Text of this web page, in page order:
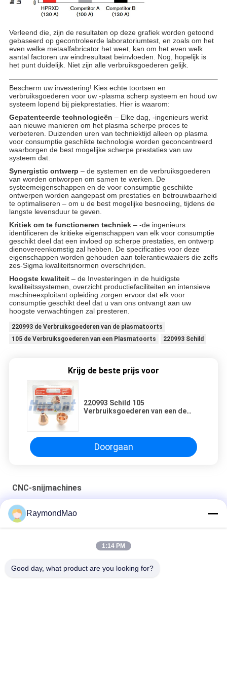
Verleend die, zijn de resultaten op deze grafiek worden getoond
gebaseerd op gecontroleerde laboratoriumtest, en zoals om het
even welke metaalfabricator het weet, kan om het even welk
aantal factoren uw eindresultaat beïnvloeden. Nog, hopelijk is
het punt duidelijk. Niet zijn alle verbruiksgoederen gelijk.
Bescherm uw investering! Kies echte toortsen en
verbruiksgoederen voor uw -plasma scherp systeem en houd uw
systeem lopend bij piekprestaties. Hier is waarom:
Gepatenteerde technologieën – Elke dag, -ingenieurs werkt
aan nieuwe manieren om het plasma scherpe proces te
verbeteren. Duizenden uren van techniektijd alleen op plasma
voor consumptie geschikte technologie worden geconcentreerd
waarborgen de best mogelijke scherpe prestaties van uw
systeem dat.
Synergistic ontwerp – de systemen en de verbruiksgoederen
van worden ontworpen om samen te werken. De
systeemeigenschappen en de voor consumptie geschikte
ontwerpen worden aangepast om prestaties en betrouwbaarheid
te optimaliseren – om u de best mogelijke besnoeiing, tijdens de
langste levensduur te geven.
Kritiek om te functioneren techniek– -de ingenieurs
identificeren de kritieke eigenschappen van elk voor consumptie
geschikt deel dat een invloed op scherpe prestaties, en ontwerp
dienovereenkomstig zal hebben. De specificaties voor deze
eigenschappen worden gehouden aan tolerantiewaaiers die zelfs
zes-Sigma kwaliteitsnormen overschrijden.
Hoogste kwaliteit– de Investeringen in de huidigste
kwaliteitssystemen, overzicht productiefaciliteiten en intensieve
machineexploitant opleiding zorgen ervoor dat elk voor
consumptie geschikt deel dat u van ons ontvangt aan uw
hoogste verwachtingen zal presteren.
220993 de Verbruiksgoederen van de plasmatoorts
105 de Verbruiksgoederen van een Plasmatoorts
220993 Schild
Krijg de beste prijs voor
220993 Schild 105
Verbruiksgoederen van een de
Doorgaan
CNC-snijmachines
50/60Hz de Scherpe Toorts van het koperplasma
Plasma snijlampen koelen en 028872 plasma snijwater koelen
RaymondMao
1:14 PM
Good day, what product are you looking for?